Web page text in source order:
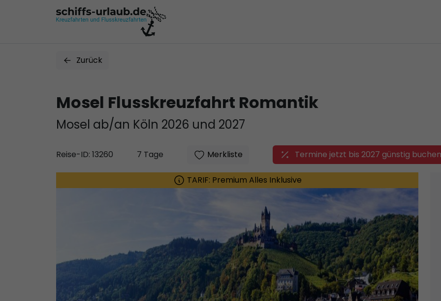
Zurück
Mosel Flusskreuzfahrt Romantik
Mosel ab/an Köln 2026 und 2027
Reise-ID: 13260 7 Tage Merkliste Termine jetzt bis 2027 günstig
TARIF: Premium Alles Inklusive